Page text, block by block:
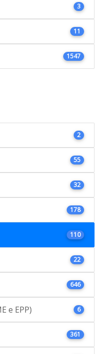
3
11
1547
2
55
32
178
110
22
646
e EPP) 6
361